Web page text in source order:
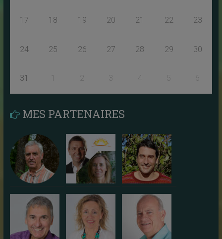
17 18 19 20 21 22 23
24 25 26 27 28 29 30
31 1 2 3 4 5 6
MES PARTENAIRES